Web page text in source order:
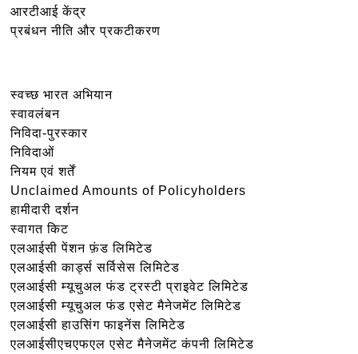
आरटीआई केंद्र
प्रबंधन नीति और प्रकटीकरण
स्वच्छ भारत अभियान
स्वावलंबन
निविदा-पुरस्कार
निविदाओं
नियम एवं शर्तें
Unclaimed Amounts of Policyholders
हामीदारी दर्शन
स्वागत किट
एलआईसी पेंशन फ़ंड लिमिटेड
एलआईसी कार्ड्स सर्विसेस लिमिटेड
एलआईसी म्यूचुअल फंड ट्रस्टी प्राइवेट लिमिटेड
एलआईसी म्यूचुअल फंड एसेट मैनेजमेंट लिमिटेड
एलआईसी हाउसिंग फाइनेंस लिमिटेड
एलआईसीएचएफएल एसेट मैनेजमेंट कंपनी लिमिटेड